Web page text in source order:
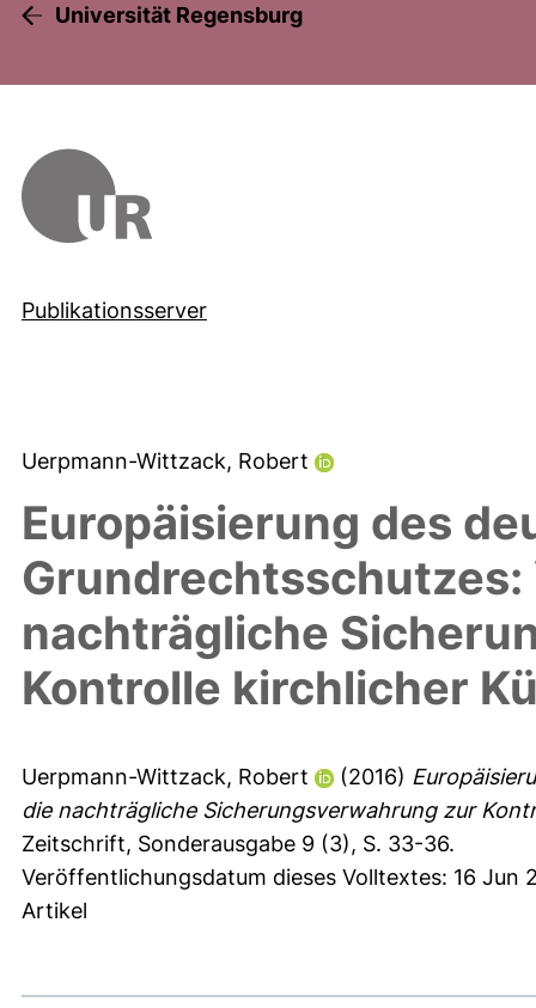
Universität Regensburg
Publikationsserver
Uerpmann-Wittzack, Robert
Europäisierung des
Grundrechtsschutzes:
nachträgliche
Kontrolle kirchlicher
Uerpmann-Wittzack, Robert (2016)
die nachträgliche Sicherungsverwahrung zur
Zeitschrift, Sonderausgabe 9 (3), S. 33-36.
Veröffentlichungsdatum dieses Volltextes: 16 Jun
Artikel